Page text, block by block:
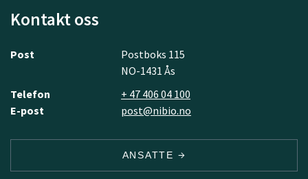
Kontakt oss
Post
Postboks 115
NO-1431 Ås
Telefon
+ 47 406 04 100
E-post
post@nibio.no
ANSATTE